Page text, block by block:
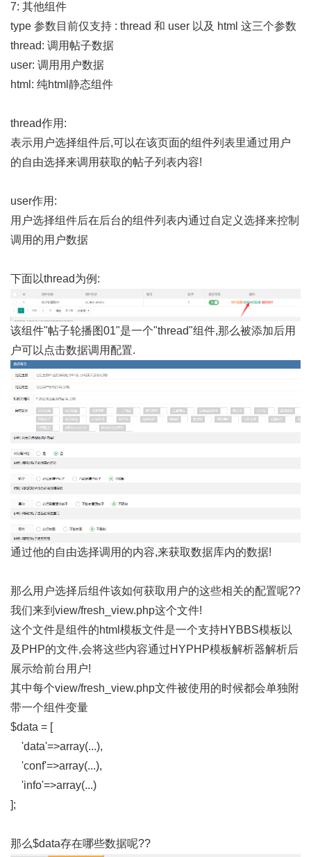
7: 其他组件
type 参数目前仅支持 : thread 和 user 以及 html 这三个参数
thread: 调用帖子数据
user: 调用用户数据
html: 纯html静态组件
thread作用:
表示用户选择组件后,可以在该页面的组件列表里通过用户
的自由选择来调用获取的帖子列表内容!
user作用:
用户选择组件后在后台的组件列表内通过自定义选择来控制
调用的用户数据
下面以thread为例:
该组件"帖子轮播图01"是一个"thread"组件,那么被添加后用
户可以点击数据调用配置.
通过他的自由选择调用的内容,来获取数据库内的数据!
那么用户选择后组件该如何获取用户的这些相关的配置呢??
我们来到view/fresh_view.php这个文件!
这个文件是组件的html模板文件是一个支持HYBBS模板以
及PHP的文件,会将这些内容通过HYPHP模板解析器解析后
展示给前台用户!
其中每个view/fresh_view.php文件被使用的时候都会单独附
带一个组件变量
$data = [
'data'=>array(...),
'conf'=>array(...),
'info'=>array(...)
];
那么$data存在哪些数据呢??